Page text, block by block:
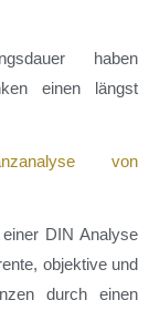
haben
einen längst
von
DIN Analyse
objektive und
durch einen